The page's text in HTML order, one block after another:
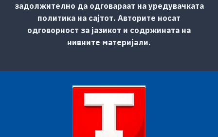
задолжително да одговараат на уредувачката
политика на сајтот. Авторите носат
одговорност за јазикот и содржината на
нивните материјали.